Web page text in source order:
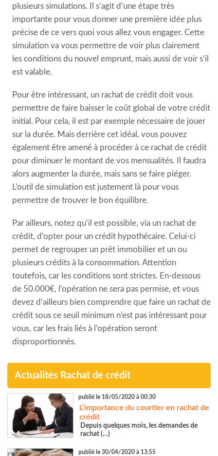
plusieurs simulations. Il s’agit d’une étape très
importante pour vous donner une première idée plus
précise de ce vers quoi vous allez vous engager. Cette
simulation va vous permettre de voir plus clairement
les conditions du nouvel emprunt, mais aussi de voir s’il
est valable.
Pour être intéressant, un rachat de crédit doit vous
permettre de faire baisser le coût global de votre crédit
initial. Pour cela, il est par exemple nécessaire de jouer
sur la durée. Mais derrière cet idéal, vous pouvez
également être amené à procéder à ce rachat de crédit
pour diminuer le montant de vos mensualités. Il faudra
alors augmenter la durée, mais sans se faire piéger.
L’outil de simulation est justement là pour vous
permettre de trouver le bon équilibre.
Par ailleurs, notez qu’il est possible, via un rachat de
crédit, d’opter pour un crédit hypothécaire. Celui-ci
permet de regrouper un prêt immobilier et un ou
plusieurs crédits à la consommation. Attention
toutefois, car les conditions sont strictes. En-dessous
de 50.000€, l’opération ne sera pas permise, et vous
devez d’ailleurs bien comprendre que faire un rachat de
crédit sous ce seuil minimum n’est pas intéressant pour
vous, car les frais liés à l’opération seront
disproportionnés.
Actualités Rachat de crédit
publié le 18/05/2020 à 00:30
L’importance du courtier en rachat de
crédit
Depuis quelques mois, les demandes de
rachat (…)
publié le 30/04/2020 à 13:55